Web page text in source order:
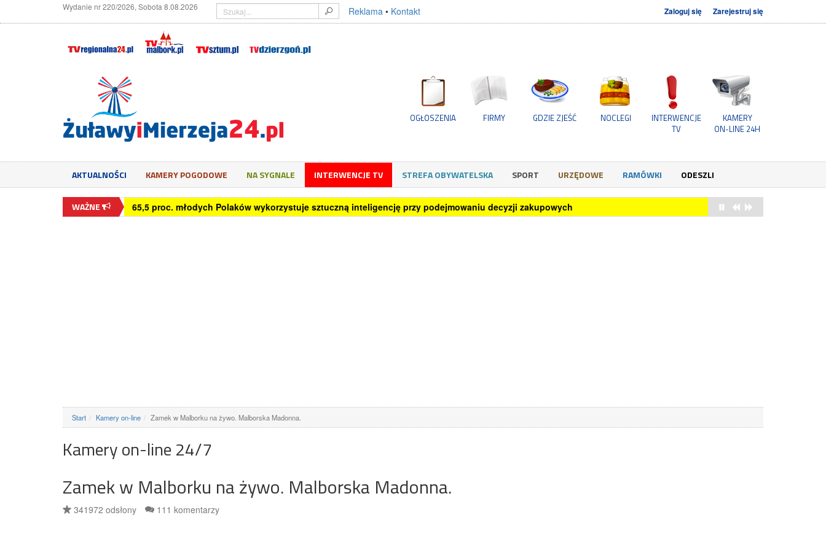
Wydanie nr 220/2026, Sobota 8.08.2026 Reklama • Kontakt Zaloguj się Zarejestruj się
OGŁOSZENIA FIRMY GDZIE ZJEŚĆ NOCLEGI
INTERWENCJE
TV
KAMERY
ON-LINE 24H
AKTUALNOŚCI KAMERY POGODOWE NA SYGNALE INTERWENCJE TV STREFA OBYWATELSKA SPORT URZĘDOWE RAMÓWKI ODESZLI
WAŻNE Czym jest exit interview?
Start Kamery on-line Zamek w Malborku na żywo. Malborska Madonna.
Kamery on-line 24/7
Zamek w Malborku na żywo. Malborska Madonna.
341972 odsłony 111 komentarzy